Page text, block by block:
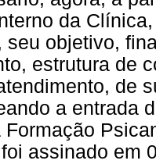
da
seu objetivo,
estrutura de
de
a entrada
Formação
assinado em